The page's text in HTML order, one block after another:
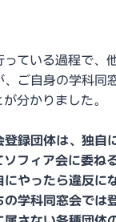
っている過程で、
、ご自身の学科同
分かりました。
登録団体は、独自
ソフィア会に委ね
にやったら違反に
の学科同窓会では